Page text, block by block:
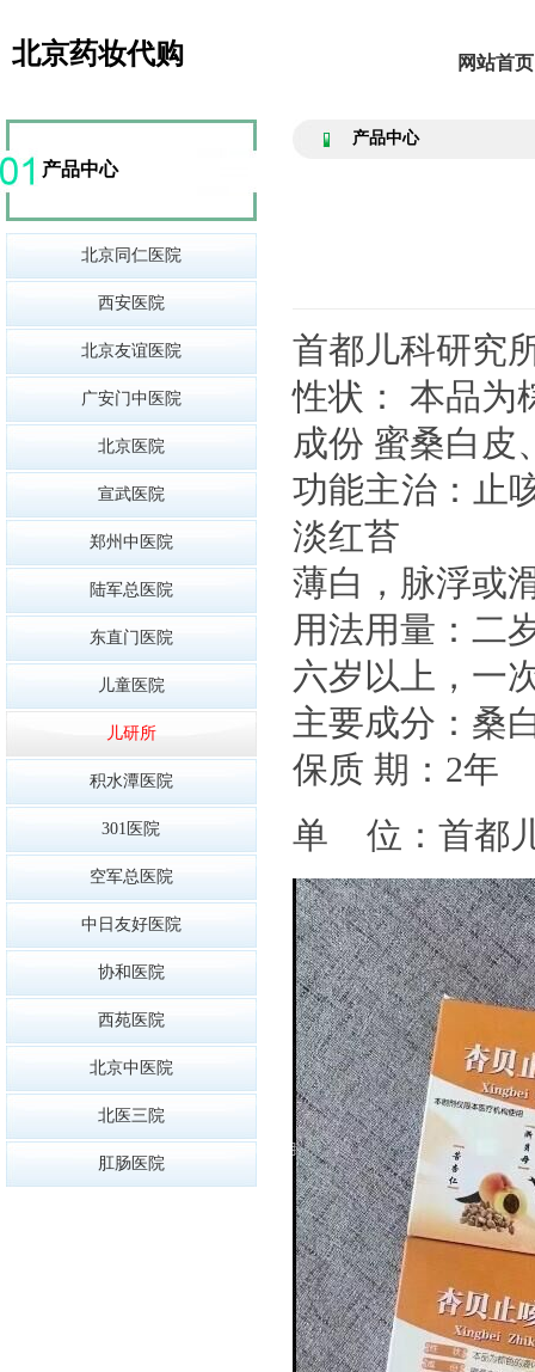
北京药妆代购 网站首页
产品中心
北京同仁医院
西安医院
北京友谊医院
广安门中医院
北京医院
宣武医院
郑州中医院
陆军总医院
东直门医院
儿童医院
儿研所
积水潭医院
301医院
空军总医院
中日友好医院
协和医院
西苑医院
北京中医院
北医三院
肛肠医院
产品中心
首都儿科研究
性状： 本品为
成份 蜜桑白皮
功能主治：止
淡红苔
薄白，脉浮或
用法用量：二
六岁以上，一
主要成分：桑
保质 期：2年
单 位：首都